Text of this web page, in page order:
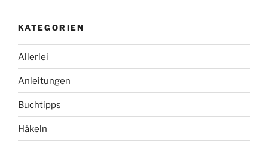
KATEGORIEN
Allerlei
Anleitungen
Buchtipps
Häkeln